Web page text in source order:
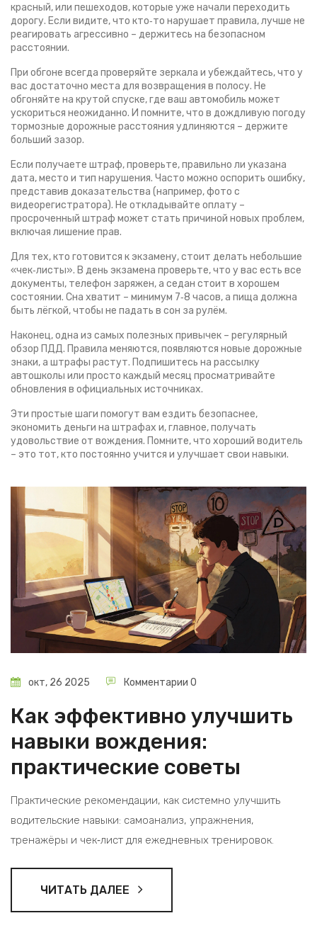
красный, или пешеходов, которые уже начали переходить
дорогу. Если видите, что кто‑то нарушает правила, лучше не
реагировать агрессивно – держитесь на безопасном
расстоянии.
При обгоне всегда проверяйте зеркала и убеждайтесь, что у
вас достаточно места для возвращения в полосу. Не
обгоняйте на крутой спуске, где ваш автомобиль может
ускориться неожиданно. И помните, что в дождливую погоду
тормозные дорожные расстояния удлиняются – держите
больший зазор.
Если получаете штраф, проверьте, правильно ли указана
дата, место и тип нарушения. Часто можно оспорить ошибку,
представив доказательства (например, фото с
видеорегистратора). Не откладывайте оплату –
просроченный штраф может стать причиной новых проблем,
включая лишение прав.
Для тех, кто готовится к экзамену, стоит делать небольшие
«чек‑листы». В день экзамена проверьте, что у вас есть все
документы, телефон заряжен, а седан стоит в хорошем
состоянии. Сна хватит – минимум 7‑8 часов, а пища должна
быть лёгкой, чтобы не падать в сон за рулём.
Наконец, одна из самых полезных привычек – регулярный
обзор ПДД. Правила меняются, появляются новые дорожные
знаки, а штрафы растут. Подпишитесь на рассылку
автошколы или просто каждый месяц просматривайте
обновления в официальных источниках.
Эти простые шаги помогут вам ездить безопаснее,
экономить деньги на штрафах и, главное, получать
удовольствие от вождения. Помните, что хороший водитель
– это тот, кто постоянно учится и улучшает свои навыки.
окт, 26 2025 Комментарии 0
Как эффективно улучшить
навыки вождения:
практические советы
Практические рекомендации, как системно улучшить
водительские навыки: самоанализ, упражнения,
тренажёры и чек‑лист для ежедневных тренировок.
ЧИТАТЬ ДАЛЕЕ